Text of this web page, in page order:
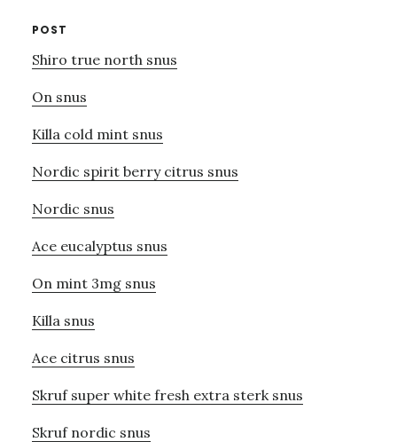
POST
Shiro true north snus
On snus
Killa cold mint snus
Nordic spirit berry citrus snus
Nordic snus
Ace eucalyptus snus
On mint 3mg snus
Killa snus
Ace citrus snus
Skruf super white fresh extra sterk snus
Skruf nordic snus